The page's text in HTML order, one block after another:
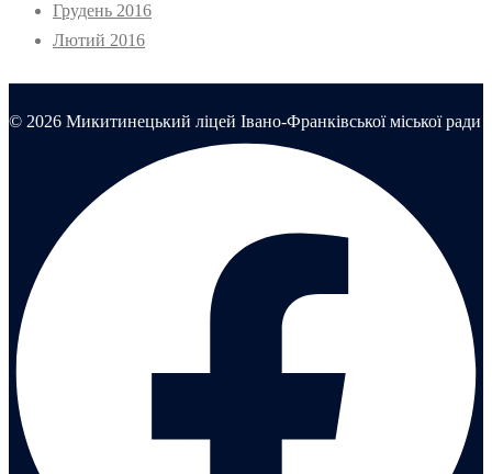
Грудень 2016
Лютий 2016
© 2026 Микитинецький ліцей Івано-Франківської міської ради